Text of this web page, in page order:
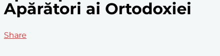
Apărători ai Ortodoxiei
Share